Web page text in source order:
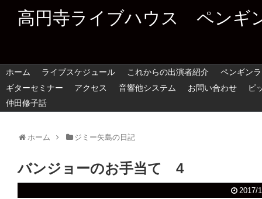
高円寺ライブハウス ペンギ
ホーム ライブスケジュール これからの出演者紹介
ペンギン
ギターセミナー
アクセス 音響他システム お問い合わせ
ピ
仲田修子話
ホーム ジミー矢島の日記
バンジョーのお手当て 4
2017/